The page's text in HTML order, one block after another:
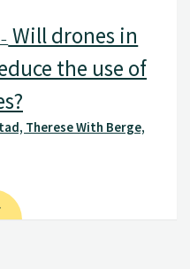
Will drones in
the use of
Therese With Berge,